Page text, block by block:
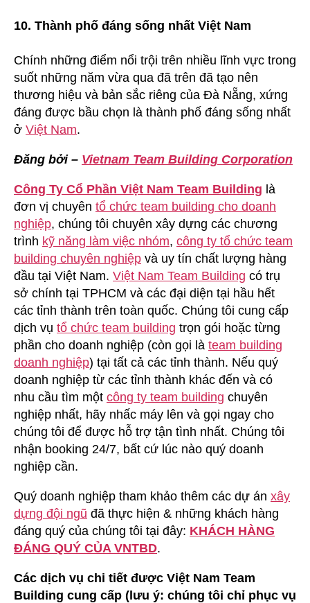
10. Thành phố đáng sống nhất Việt Nam
Chính những điểm nổi trội trên nhiều lĩnh vực trong
suốt những năm vừa qua đã trên đã tạo nên
thương hiệu và bản sắc riêng của Đà Nẵng, xứng
đáng được bầu chọn là thành phố đáng sống nhất
ở Việt Nam.
Đăng bởi – Vietnam Team Building Corporation
Công Ty Cổ Phần Việt Nam Team Building là
đơn vị chuyên tổ chức team building cho doanh
nghiệp, chúng tôi chuyên xây dựng các chương
trình kỹ năng làm việc nhóm, công ty tổ chức team
building chuyên nghiệp và uy tín chất lượng hàng
đầu tại Việt Nam. Việt Nam Team Building có trụ
sở chính tại TPHCM và các đại diện tại hầu hết
các tỉnh thành trên toàn quốc. Chúng tôi cung cấp
dịch vụ tổ chức team building trọn gói hoặc từng
phần cho doanh nghiệp (còn gọi là team building
doanh nghiệp) tại tất cả các tỉnh thành. Nếu quý
doanh nghiệp từ các tỉnh thành khác đến và có
nhu cầu tìm một công ty team building chuyên
nghiệp nhất, hãy nhấc máy lên và gọi ngay cho
chúng tôi để được hỗ trợ tận tình nhất. Chúng tôi
nhận booking 24/7, bất cứ lúc nào quý doanh
nghiệp cần.
Quý doanh nghiệp tham khảo thêm các dự án xây
dựng đội ngũ đã thực hiện & những khách hàng
đáng quý của chúng tôi tại đây: KHÁCH HÀNG
ĐÁNG QUÝ CỦA VNTBD.
Các dịch vụ chi tiết được Việt Nam Team
Building cung cấp (lưu ý: chúng tôi chỉ phục vụ